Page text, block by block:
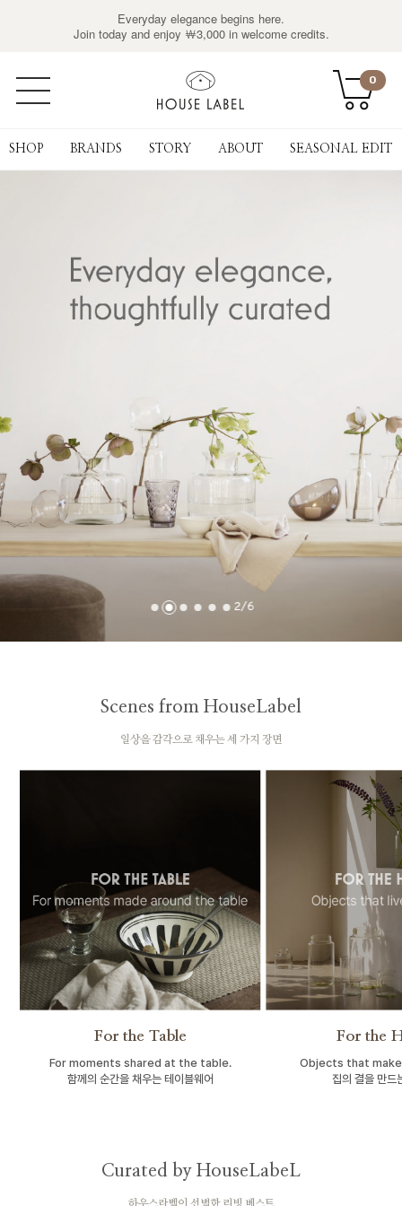
Everyday elegance begins here.
Join today and enjoy ￦3,000 in welcome credits.
0
SHOP BRANDS STORY ABOUT SEASONAL EDIT
2/6
Scenes from HouseLabel
일상을 감각으로 채우는 세 가지 장면
For the Table
For moments shared at the table.
함께의 순간을 채우는 테이블웨어
For the
Objects that
집의 결을 만드
Curated by HouseLabeL
하우스라벨이 선별한 리빙 베스트